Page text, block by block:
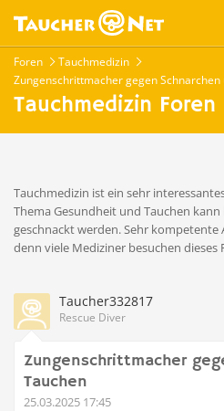
Foren
Tauchmedizin
Zungenschrittmacher gegen Schnarchen
Tauchmedizin Foren
Tauchmedizin ist ein sehr
Thema Gesundheit und Tauchen
geschnackt werden. Sehr
denn viele Mediziner besuchen dieses
Taucher332817
Rescue Diver
Zungenschrittmacher
Tauchen
25.03.2025 17:45